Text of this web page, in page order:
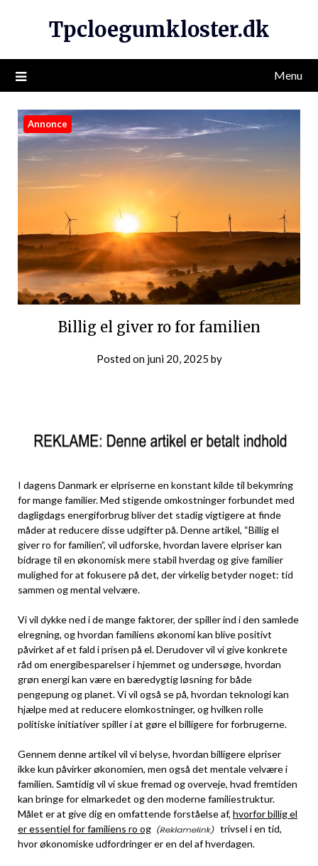
Tpcloegumkloster.dk
Menu
Annonce
Billig el giver ro for familien
Posted on juni 20, 2025 by
I dagens Danmark er elpriserne en konstant kilde til bekymring
for mange familier. Med stigende omkostninger forbundet med
dagligdags energiforbrug bliver det stadig vigtigere at finde
måder at reducere disse udgifter på. Denne artikel, “Billig el
giver ro for familien”, vil udforske, hvordan lavere elpriser kan
bidrage til en økonomisk mere stabil hverdag og give familier
mulighed for at fokusere på det, der virkelig betyder noget: tid
sammen og mental velvære.
Vi vil dykke ned i de mange faktorer, der spiller ind i den samlede
elregning, og hvordan familiens økonomi kan blive positivt
påvirket af et fald i prisen på el. Derudover vil vi give konkrete
råd om energibesparelser i hjemmet og undersøge, hvordan
grøn energi kan være en bæredygtig løsning for både
pengepung og planet. Vi vil også se på, hvordan teknologi kan
hjælpe med at reducere elomkostninger, og hvilken rolle
politiske initiativer spiller i at gøre el billigere for forbrugerne.
Gennem denne artikel vil vi belyse, hvordan billigere elpriser
ikke kun påvirker økonomien, men også det mentale velvære i
familien. Samtidig vil vi skue fremad og overveje, hvad fremtiden
kan bringe for elmarkedet og den moderne familiestruktur.
Målet er at give dig en omfattende forståelse af, hvorfor billig el
er essentiel for familiens ro og
trivsel i en tid,
hvor økonomiske udfordringer er en del af hverdagen.